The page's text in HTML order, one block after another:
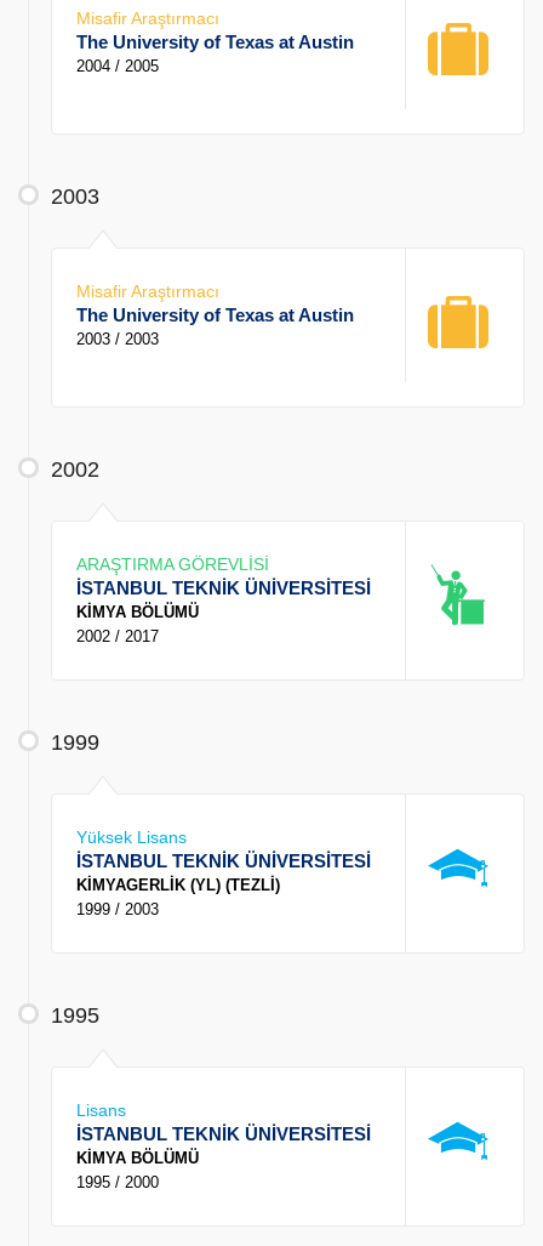
Misafir Araştırmacı
The University of Texas at Austin
2004 / 2005
2003
Misafir Araştırmacı
The University of Texas at Austin
2003 / 2003
2002
ARAŞTIRMA GÖREVLİSİ
İSTANBUL TEKNİK ÜNİVERSİTESİ
KİMYA BÖLÜMÜ
2002 / 2017
1999
Yüksek Lisans
İSTANBUL TEKNİK ÜNİVERSİTESİ
KİMYAGERLİK (YL) (TEZLİ)
1999 / 2003
1995
Lisans
İSTANBUL TEKNİK ÜNİVERSİTESİ
KİMYA BÖLÜMÜ
1995 / 2000